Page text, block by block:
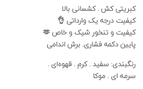
کبریتی کش . کشسانی بالا
کیفیت درجه یک وارداتی 👌
کیفیت و تنخور شیک و خاص 🫶
پایین دکمه فشاری. برش اندامی
رنگبندی: سفید . کرم . قهوه‌ای .
سرمه ای . موکا